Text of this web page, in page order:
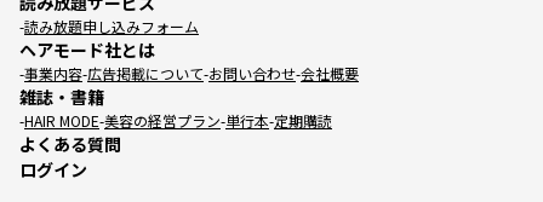
読み放題申し込みフォーム
ヘアモード社とは
事業内容 広告掲載について お問い合わせ 会社概要
雑誌・書籍
HAIR MODE 美容の経営プラン 単行本 定期購読
よくある質問
ログイン